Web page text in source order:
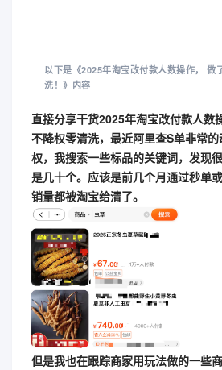
以下是《2025年淘宝改付款人数操作， 做
洗！》内容
直接分享干货2025年淘宝改付款人数
不降权零清洗，最近阿里查S单非常
权，我搜索一些标品的关键词，发现
是几十个。应该是前几个月通过秒单
销量都被淘宝给清了。
但是我也在跟踪商家用玩法做的一些